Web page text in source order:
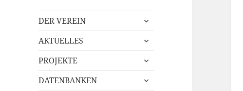
DER VEREIN
untermenü
AKTUELLES
untermenü
PROJEKTE
untermenü
DATENBANKEN
untermenü